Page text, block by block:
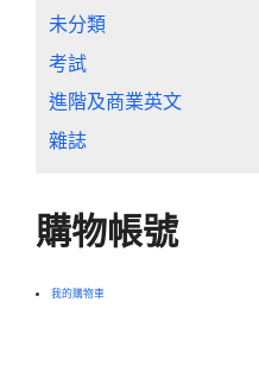
未分類
考試
進階及商業英文
雜誌
購物帳號
我的購物車